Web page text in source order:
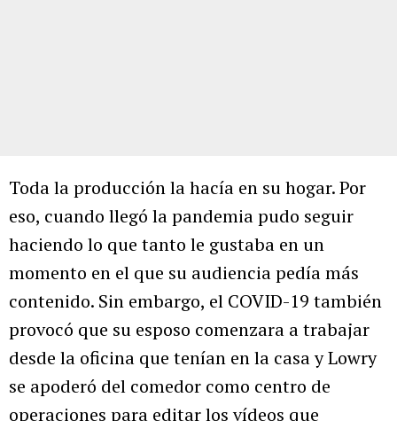
Toda la producción la hacía en su hogar. Por
eso, cuando llegó la pandemia pudo seguir
haciendo lo que tanto le gustaba en un
momento en el que su audiencia pedía más
contenido. Sin embargo, el COVID-19 también
provocó que su esposo comenzara a trabajar
desde la oficina que tenían en la casa y Lowry
se apoderó del comedor como centro de
operaciones para editar los vídeos que